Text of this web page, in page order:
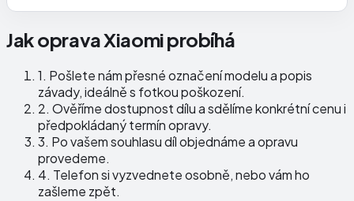
Jak oprava Xiaomi probíhá
1. Pošlete nám přesné označení modelu a popis
závady, ideálně s fotkou poškození.
2. Ověříme dostupnost dílu a sdělíme konkrétní cenu i
předpokládaný termín opravy.
3. Po vašem souhlasu díl objednáme a opravu
provedeme.
4. Telefon si vyzvednete osobně, nebo vám ho
zašleme zpět.